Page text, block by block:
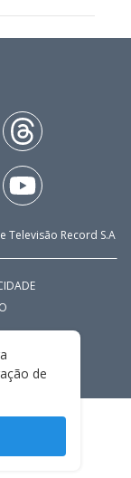
Televisão Record S.A
de